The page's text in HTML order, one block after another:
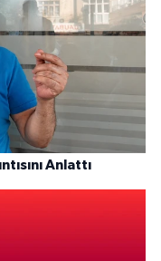
Anlattı